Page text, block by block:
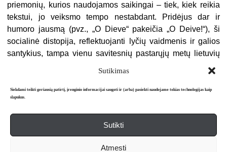
Sutikimas
Siekdami teikti geriausią patirtį, įrenginio informacijai saugoti ir (arba) pasiekti naudojame tokias technologijas kaip
slapukus.
Sutikti
Atmesti
priemonių, kurios naudojamos saikingai – tiek, kiek reikia
tekstui, jo veiksmo tempo nestabdant. Pridėjus dar ir
humoro jausmą (pvz., „O Dieve“ pakeičia „O Deive!“), ši
socialinė distopija, reflektuojanti lyčių vaidmenis ir galios
santykius, tampa vienu savitesnių pastarųjų metų lietuvių
Apie mus Redakcija Prenumerata